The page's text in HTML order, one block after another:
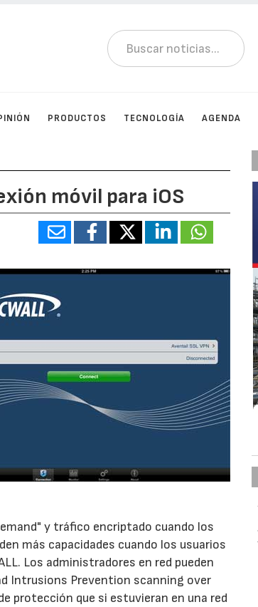
PRODUCTOS TECNOLOGÍA AGENDA
móvil para iOS
y tráfico encriptado cuando los
más capacidades cuando los usuarios
Los administradores en red pueden
Intrusions Prevention scanning over
protección que si estuvieran en una red